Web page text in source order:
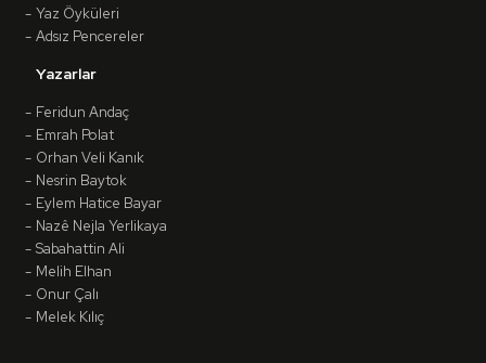
Yaz Öyküleri
Adsız Pencereler
Yazarlar
Feridun Andaç
Emrah Polat
Orhan Veli Kanık
Nesrin Baytok
Eylem Hatice Bayar
Nazê Nejla Yerlikaya
Sabahattin Ali
Melih Elhan
Onur Çalı
Melek Kılıç